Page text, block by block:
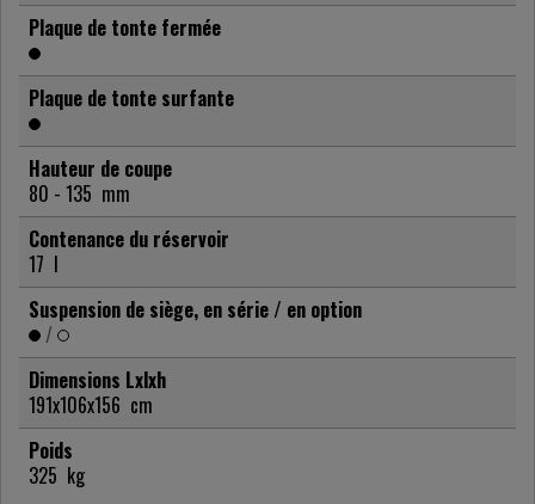
Plaque de tonte fermée
Plaque de tonte surfante
Hauteur de coupe
80 - 135 mm
Contenance du réservoir
17 l
Suspension de siège, en série / en option
/
Dimensions Lxlxh
191x106x156 cm
Poids
325 kg